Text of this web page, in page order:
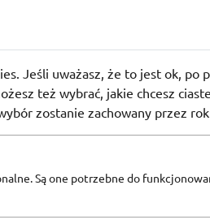
Jeśli uważasz, że to jest ok, po
też wybrać, jakie chcesz
zostanie zachowany przez
Są one potrzebne do